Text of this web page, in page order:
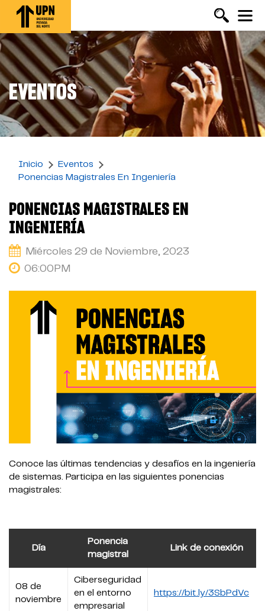
Pasar
contenido
principal
EVENTOS
Inicio
Eventos
Ponencias Magistrales En Ingeniería
PONENCIAS MAGISTRALES EN
INGENIERÍA
Miércoles 29 de Noviembre, 2023
06:00PM
Conoce las últimas tendencias y desafíos en la ingeniería
de sistemas. Participa en las siguientes ponencias
magistrales:
Día
Ponencia
magistral
Link de conexión
08 de
noviembre
Ciberseguridad
en el entorno
empresarial
https://bit.ly/3SbPdVc